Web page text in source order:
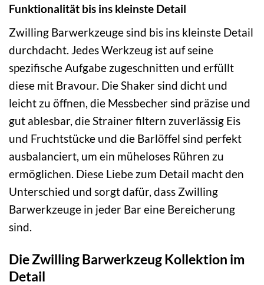
Funktionalität bis ins kleinste Detail
Zwilling Barwerkzeuge sind bis ins kleinste Detail
durchdacht. Jedes Werkzeug ist auf seine
spezifische Aufgabe zugeschnitten und erfüllt
diese mit Bravour. Die Shaker sind dicht und
leicht zu öffnen, die Messbecher sind präzise und
gut ablesbar, die Strainer filtern zuverlässig Eis
und Fruchtstücke und die Barlöffel sind perfekt
ausbalanciert, um ein müheloses Rühren zu
ermöglichen. Diese Liebe zum Detail macht den
Unterschied und sorgt dafür, dass Zwilling
Barwerkzeuge in jeder Bar eine Bereicherung
sind.
Die Zwilling Barwerkzeug Kollektion im
Detail